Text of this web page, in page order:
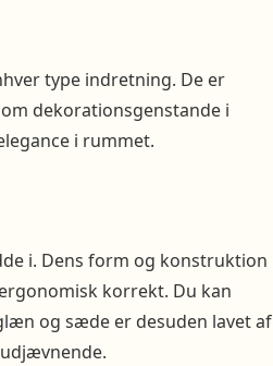
type indretning. De er
dekorationsgenstande i
i rummet.
i. Dens form og konstruktion
korrekt. Du kan
og sæde er desuden lavet af